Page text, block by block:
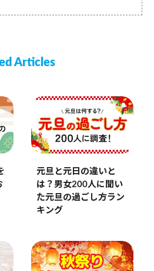
Articles
元旦と元日の違いと
は？男女200人に聞い
た元旦の過ごし方ラン
キング